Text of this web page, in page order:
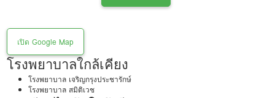
เปิด Google Map
โรงพยาบาลใกล้เคียง
โรงพยาบาล เจริญกรุงประชารักษ์
โรงพยาบาล สมิติเวช